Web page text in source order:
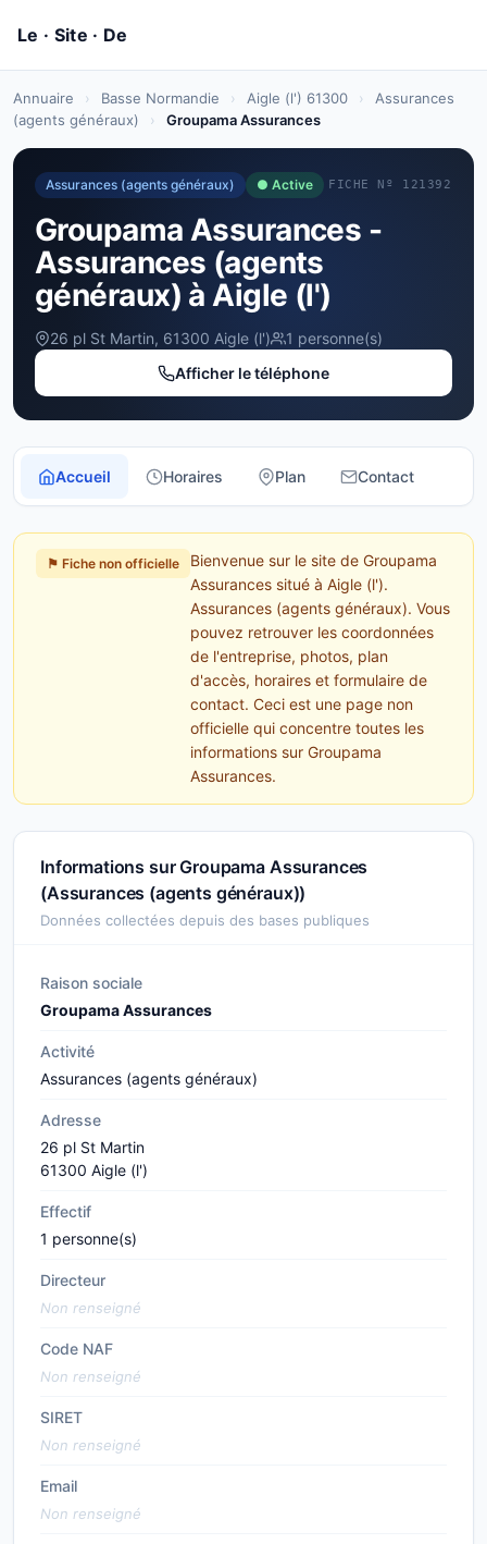
Annuaire › Basse Normandie › Aigle (l') 61300 ›
Assurances
(agents généraux)
› Groupama Assurances
Assurances (agents généraux) ● Active FICHE Nº 121392
Groupama Assurances -
Assurances (agents
généraux) à Aigle (l')
26 pl St Martin, 61300 Aigle (l')
1 personne(s)
Afficher le téléphone
Accueil Horaires Plan Contact
⚑ Fiche non officielle
Bienvenue sur le site de Groupama
Assurances situé à Aigle (l').
Assurances (agents généraux). Vous
pouvez retrouver les coordonnées
de l'entreprise, photos, plan
d'accès, horaires et formulaire de
contact. Ceci est une page non
officielle qui concentre toutes les
informations sur Groupama
Assurances.
Informations sur Groupama Assurances
(Assurances (agents généraux))
Données collectées depuis des bases publiques
Raison sociale
Groupama Assurances
Activité
Assurances (agents généraux)
Adresse
26 pl St Martin
61300 Aigle (l')
Effectif
1 personne(s)
Directeur
Non renseigné
Code NAF
Non renseigné
SIRET
Non renseigné
Email
Non renseigné